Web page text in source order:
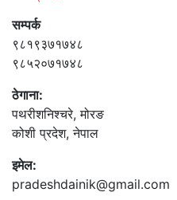
सम्पर्क
९८१९३७१७४८
९८५२०७१७४८
ठेगाना:
पथरीशनिश्‍चरे, मोरङ
कोशी प्रदेश, नेपाल
इमेल:
pradeshdainik@gmail.com